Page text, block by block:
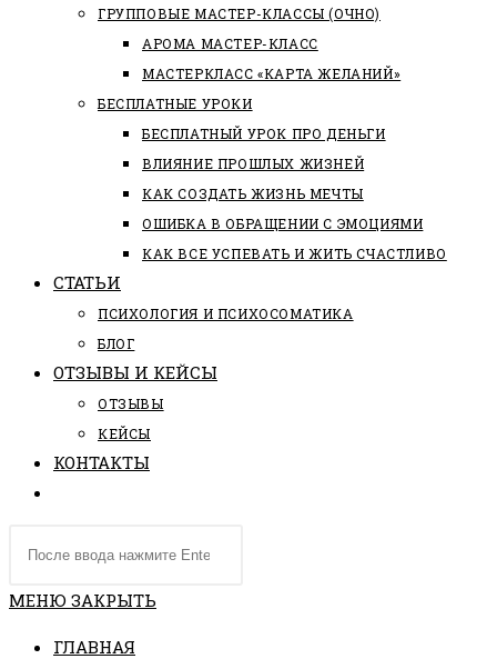
ГРУППОВЫЕ МАСТЕР-КЛАССЫ (ОЧНО)
АРОМА МАСТЕР-КЛАСС
МАСТЕРКЛАСС «КАРТА ЖЕЛАНИЙ»
БЕСПЛАТНЫЕ УРОКИ
БЕСПЛАТНЫЙ УРОК ПРО ДЕНЬГИ
ВЛИЯНИЕ ПРОШЛЫХ ЖИЗНЕЙ
КАК СОЗДАТЬ ЖИЗНЬ МЕЧТЫ
ОШИБКА В ОБРАЩЕНИИ С ЭМОЦИЯМИ
КАК ВСЕ УСПЕВАТЬ И ЖИТЬ СЧАСТЛИВО
СТАТЬИ
ПCИХОЛОГИЯ И ПСИХОСОМАТИКА
БЛОГ
ОТЗЫВЫ И КЕЙСЫ
ОТЗЫВЫ
КЕЙСЫ
КОНТАКТЫ
ПО
САЙТУ
сайте
МЕНЮ ЗАКРЫТЬ
ГЛАВНАЯ